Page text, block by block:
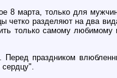
8 марта, только для
четко разделяют на два
только самому
праздником